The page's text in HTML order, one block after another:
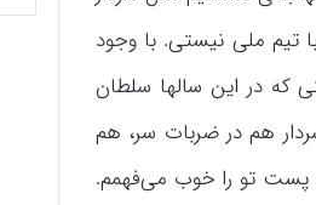
تیم ملی نیستی. با وجود
هستی که در این سالها سلطان
هم در ضربات سر، هم
پست تو را خوب می‌فهمم.